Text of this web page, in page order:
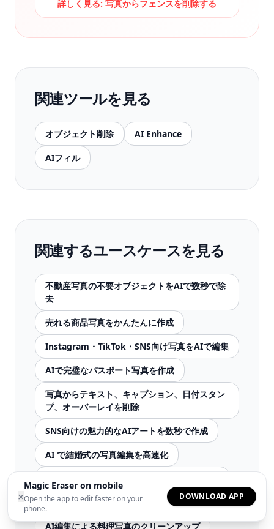
×
Magic Eraser on mobile
Open the app to edit faster on your
phone.
DOWNLOAD APP
詳しく見る: 写真からフェンスを削除する
関連ツールを見る
オブジェクト削除 AI Enhance
AIフィル
関連するユースケースを見る
不動産写真の不要オブジェクトをAIで数秒で除
去
売れる商品写真をかんたんに作成
Instagram・TikTok・SNS向け写真をAIで編集
AIで完璧なパスポート写真を作成
写真からテキスト、キャプション、日付スタン
プ、オーバーレイを削除
SNS向けの魅力的なAIアートを数秒で作成
AI で結婚式の写真編集を高速化
ディーラーおよび販売者向けの車の写真編集
AI編集による料理写真のクリーンアップ